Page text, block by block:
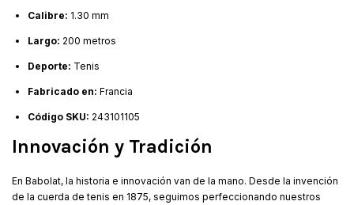
Calibre: 1.30 mm
Largo: 200 metros
Deporte: Tenis
Fabricado en: Francia
Código SKU: 243101105
Innovación y Tradición
En Babolat, la historia e innovación van de la mano. Desde la invención
de la cuerda de tenis en 1875, seguimos perfeccionando nuestros